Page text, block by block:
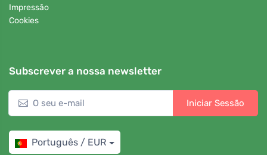
Impressão
Cookies
Subscrever a nossa newsletter
Iniciar Sessão
Português / EUR